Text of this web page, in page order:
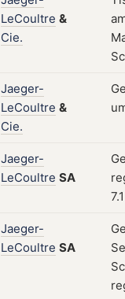
LeCoultre &
Cie.
Jaeger-
LeCoultre &
Cie.
Jaeger-
LeCoultre SA
Jaeger-
LeCoultre SA